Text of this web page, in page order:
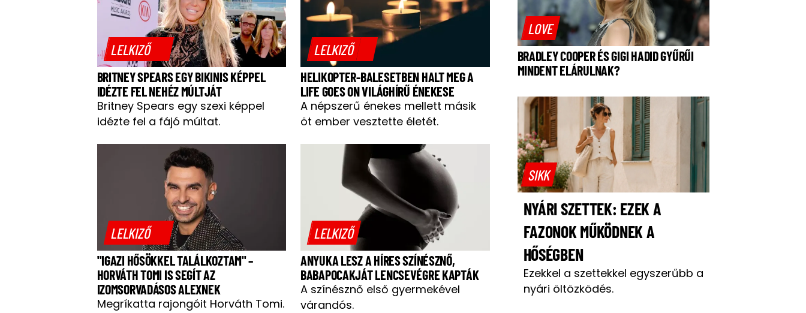
LELKIZŐ
BRITNEY SPEARS EGY BIKINIS KÉPPEL
IDÉZTE FEL NEHÉZ MÚLTJÁT
Britney Spears egy szexi képpel
idézte fel a fájó múltat.
LELKIZŐ
HELIKOPTER-BALESETBEN HALT MEG A
LIFE GOES ON VILÁGHÍRŰ ÉNEKESE
A népszerű énekes mellett másik
öt ember vesztette életét.
LELKIZŐ
"IGAZI HŐSÖKKEL TALÁLKOZTAM" –
HORVÁTH TOMI IS SEGÍT AZ
IZOMSORVADÁSOS ALEXNEK
Megríkatta rajongóit Horváth Tomi.
LELKIZŐ
ANYUKA LESZ A HÍRES SZÍNÉSZNŐ,
BABAPOCAKJÁT LENCSEVÉGRE KAPTÁK
A színésznő első gyermekével
várandós.
LOVE
BRADLEY COOPER ÉS GIGI HADID GYŰRŰI
MINDENT ELÁRULNAK?
SIKK
NYÁRI SZETTEK: EZEK A
FAZONOK MŰKÖDNEK A
HŐSÉGBEN
Ezekkel a szettekkel egyszerűbb a
nyári öltözködés.